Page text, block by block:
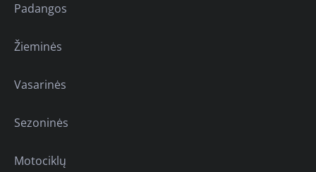
Padangos
Žieminės
Vasarinės
Sezoninės
Motociklų